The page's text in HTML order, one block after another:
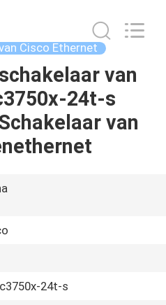
Cisco Ethernet
van
24t-s
van
24t-s